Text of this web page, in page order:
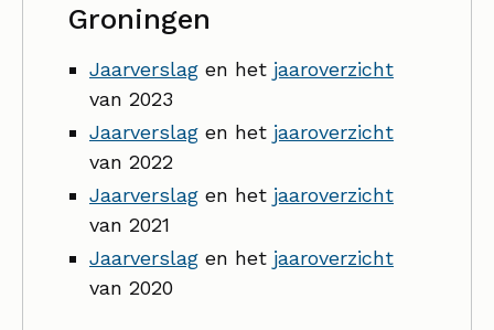
Groningen
Jaarverslag en het jaaroverzicht
van 2023
Jaarverslag en het jaaroverzicht
van 2022
Jaarverslag en het jaaroverzicht
van 2021
Jaarverslag en het jaaroverzicht
van 2020